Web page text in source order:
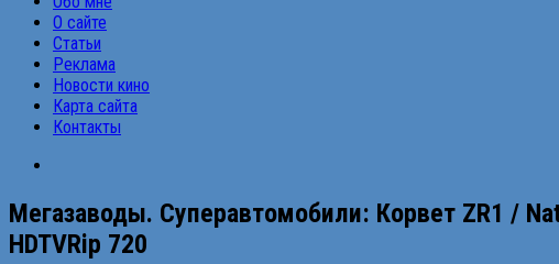
О сайте
Статьи
Реклама
Новости кино
Карта сайта
Контакты
Мегазаводы. Суперавтомобили: Корвет ZR1 /
HDTVRip 720